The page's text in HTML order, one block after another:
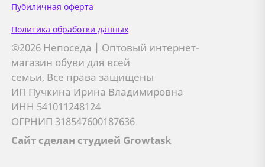
Пубиличная оферта
Политика обработки данных
©2026 Непоседа | Оптовый интернет-
магазин обуви для всей
семьи, Все права защищены
ИП Пучкина Ирина Владимировна
ИНН 541011248124
ОГРНИП 318547600187636
Сайт сделан студией Growtask
Сайт использует файлы Cookie
Мы используем файлы cookie и
сторонние сервисы (Yandex.Metrica и
AppMetrica) для анализа трафика,
персонализации контента и улучшения
сайта.
Подробнее см. вПолитике обработки персональных
данных
Принимаю